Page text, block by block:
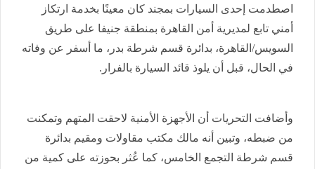
اصطدمت إحدى السيارات بمجند كان معينًا بخدمة ارتكاز
أمني تابع لمديرية أمن القاهرة بمنطقة جنيفا على طريق
السويس/القاهرة، بدائرة قسم شرطة بدر، ما أسفر عن وفاته
في الحال، قبل أن يلوذ قائد السيارة بالفرار.
وأضافت التحريات أن الأجهزة الأمنية لاحقت المتهم وتمكنت
من ضبطه، وتبين أنه مالك مكتب مقاولات ومقيم بدائرة
قسم شرطة التجمع الخامس، كما عُثر بحوزته على كمية من